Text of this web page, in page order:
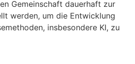
Gemeinschaft dauerhaft zur
werden, um die Entwicklung
insbesondere KI, zu